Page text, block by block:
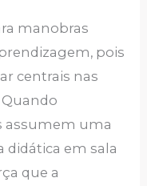
manobras
pois
centrais nas
assumem uma
didática em sala
que a